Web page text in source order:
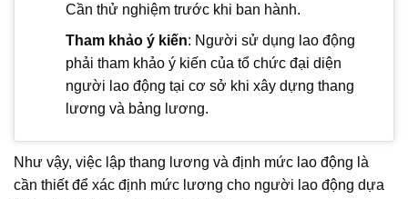
Cần thử nghiệm trước khi ban hành.
Tham khảo ý kiến: Người sử dụng lao động
phải tham khảo ý kiến của tổ chức đại diện
người lao động tại cơ sở khi xây dựng thang
lương và bảng lương.
Như vậy, việc lập thang lương và định mức lao động là
cần thiết để xác định mức lương cho người lao động dựa